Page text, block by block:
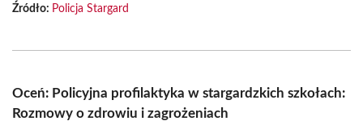
Źródło: Policja Stargard
Oceń: Policyjna profilaktyka w stargardzkich szkołach:
Rozmowy o zdrowiu i zagrożeniach